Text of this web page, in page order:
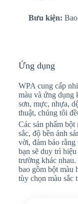
Bưu kiện:
Ứng dụng
WPA cung cấp
màu và ứng dụng
sơn, mực, nhựa,
thuật, chúng tôi
Các sản phẩm
sắc, độ bền ánh
vời, đảm bảo rằng
bạn sẽ duy trì
trường khác
bao gồm bột màu
tùy chọn màu sắc